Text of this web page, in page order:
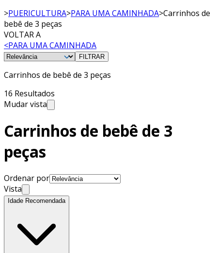
>PUERICULTURA>PARA UMA CAMINHADA>Carrinhos de
bebê de 3 peças
VOLTAR A
<PARA UMA CAMINHADA
FILTRAR
Carrinhos de bebê de 3 peças
16 Resultados
Mudar vista
Carrinhos de bebê de 3
peças
Ordenar por
Vista
Idade Recomendada